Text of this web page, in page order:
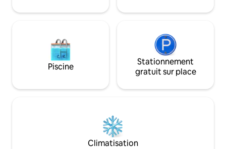
et fermée avec vidéosurveillance,
populaires à
Piscine
Stationnement
gratuit sur place
Climatisation